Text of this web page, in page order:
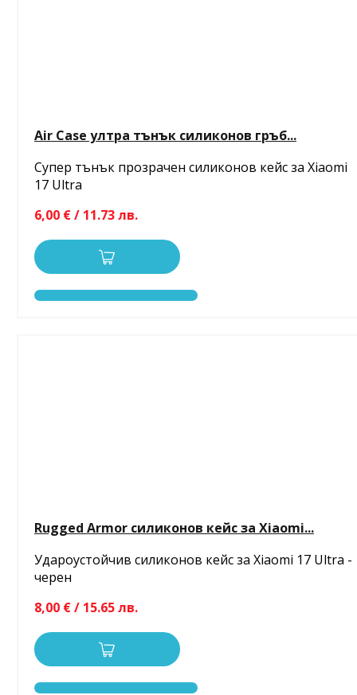
Air Case ултра тънък силиконов гръб...
Супер тънък прозрачен силиконов кейс за Xiaomi
17 Ultra
6,00 € / 11.73 лв.
Rugged Armor силиконов кейс за Xiaomi...
Удароустойчив силиконов кейс за Xiaomi 17 Ultra -
черен
8,00 € / 15.65 лв.